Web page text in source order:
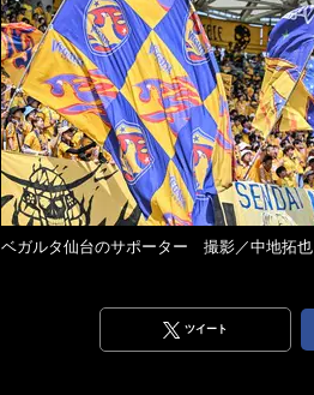
ベガルタ仙台のサポーター 撮影／中地拓也
ツイート